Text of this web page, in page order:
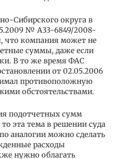
Сибирского округа в
№ А33-6849/2008-
что компания может не
суммы, даже если
В то же время ФАС
от 02.05.2006
противоположную
обстоятельствами.
подотчетных сумм
эта тема в решении суда
аналогии можно сделать
расходы
нужно облагать